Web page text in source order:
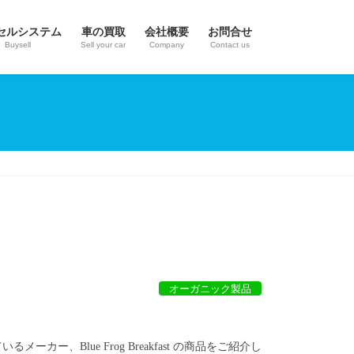
ルシステム
Buysell
車の買取
Sell your car
会社概要
Company
お問合せ
Contact us
オーガニック製品
るメーカー、Blue Frog Breakfast の商品をご紹介し